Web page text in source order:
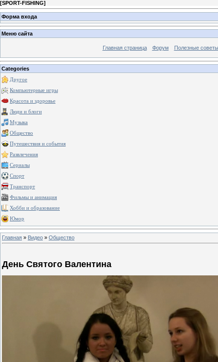
[SPORT-FISHING]
Форма входа
Меню сайта
Главная страница Форум Полезные советы
Categories
Другое
Компьютерные игры
Красота и здоровье
Люди и блоги
Музыка
Общество
Путешествия и события
Развлечения
Сериалы
Спорт
Транспорт
Фильмы и анимация
Хобби и образование
Юмор
Главная » Видео » Общество
День Святого Валентина